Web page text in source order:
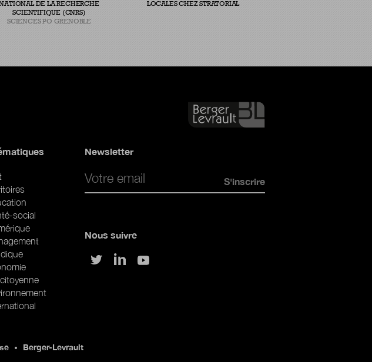
DE LA RECHERCHE
SCIENTIFIQUE (CNRS)
SCIENCES PO GRENOBLE
LOCALES CHEZ STRATORIAL
social
Newsletter
Email *
Nous suivre
sur Twittersur LinkedInsur Youtube
Berger-Levrault